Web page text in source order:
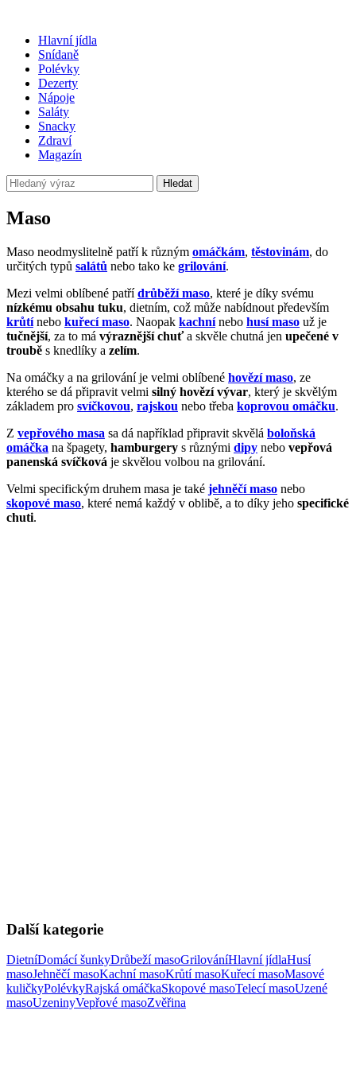
Hlavní jídla
Snídaně
Polévky
Dezerty
Nápoje
Saláty
Snacky
Zdraví
Magazín
Hledat
Maso
Maso neodmyslitelně patří k různým omáčkám, těstovinám, do
určitých typů salátů nebo tako ke grilování.
Mezi velmi oblíbené patřídrůběží maso, které je díky svému
nízkému obsahu tuku, dietním, což může nabídnout především
krůtínebo kuřecí maso. Naopak kachnínebo husí maso už je
tučnější, za to má výraznější chuťa skvěle chutná jen upečené v
troubě s knedlíky a zelím.
Na omáčky a na grilování je velmi oblíbené hovězí maso, ze
kterého se dá připravit velmi silný hovězí vývar, který je skvělým
základem pro svíčkovou, rajskou nebo třeba koprovou omáčku.
Z vepřového masa sa dá například připravit skvělá boloňská
omáčka na špagety, hamburgery s různými dipy nebo vepřová
panenská svíčková je skvělou volbou na grilování.
Velmi specifickým druhem masa je také jehněčí maso nebo
skopové maso, které nemá každý v oblibě, a to díky jeho specifické
chuti.
Další kategorie
DietníDomácí šunkyDrůbeží masoGrilováníHlavní jídlaHusí
masoJehněčí masoKachní masoKrůtí masoKuřecí masoMasové
kuličkyPolévkyRajská omáčkaSkopové masoTelecí masoUzené
masoUzeninyVepřové masoZvěřina